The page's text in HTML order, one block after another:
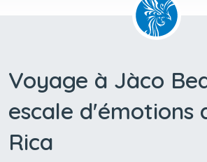
Voyage à Jàco
escale d'émotions
Rica